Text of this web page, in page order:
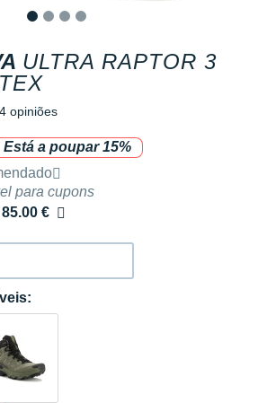
ULTRA RAPTOR 3
4 opiniões
Está a poupar 15%
pela marca
para cupons
85.00 €